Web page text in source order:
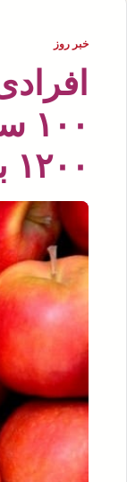
خبر روز
۱۲۰۰ بیماری